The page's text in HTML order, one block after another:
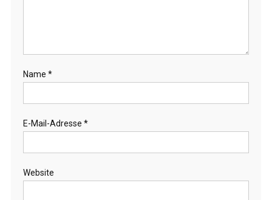
Name *
E-Mail-Adresse *
Website